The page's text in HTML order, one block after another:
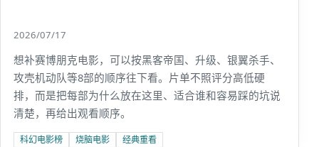
2026/07/17
想补赛博朋克电影，可以按黑客帝国、升级、银翼杀手、
攻壳机动队等8部的顺序往下看。片单不照评分高低硬
排，而是把每部为什么放在这里、适合谁和容易踩的坑说
清楚，再给出观看顺序。
科幻电影榜 烧脑电影 经典重看